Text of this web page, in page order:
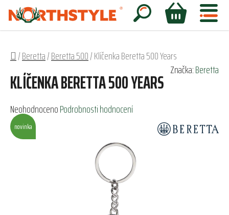
Přejít
obsah
Hledat
NÁKUPNÍ
Domů
/Beretta/Beretta 500/Klíčenka Beretta 500 Years
KLÍČENKA BERETTA 500 YEARS
Průměrné
hodnocení
produktu
NeohodnocenoPodrobnosti hodnocení
Značka:Beretta
novinka